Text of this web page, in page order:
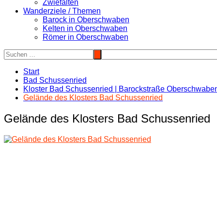
Zwiefalten
Wanderziele / Themen
Barock in Oberschwaben
Kelten in Oberschwaben
Römer in Oberschwaben
Start
Bad Schussenried
Kloster Bad Schussenried | Barockstraße
Gelände des Klosters Bad Schussenried
Gelände des Klosters Bad Schussenried